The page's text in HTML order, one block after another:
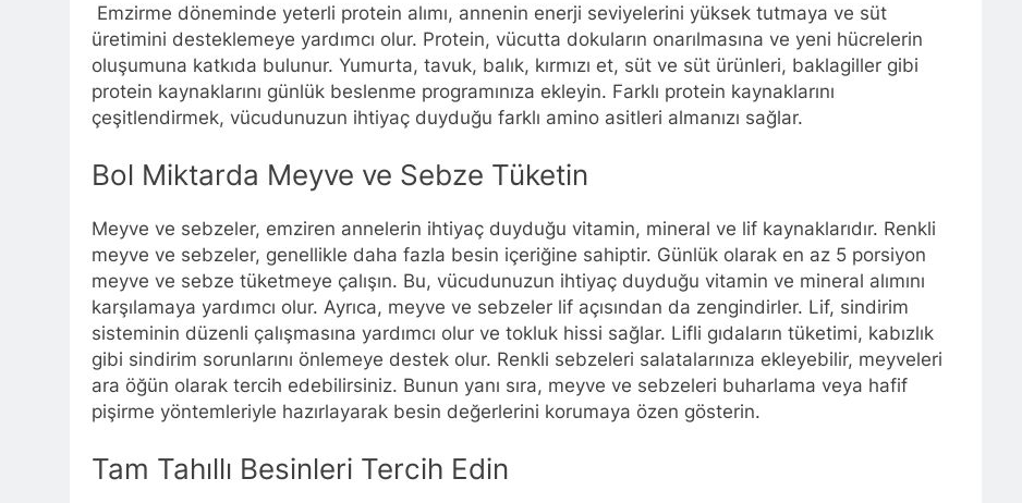
Emzirme döneminde yeterli protein alımı, annenin enerji seviyelerini yüksek tutmaya ve süt
üretimini desteklemeye yardımcı olur. Protein, vücutta dokuların onarılmasına ve yeni hücrelerin
oluşumuna katkıda bulunur. Yumurta, tavuk, balık, kırmızı et, süt ve süt ürünleri, baklagiller gibi
protein kaynaklarını günlük beslenme programınıza ekleyin. Farklı protein kaynaklarını
çeşitlendirmek, vücudunuzun ihtiyaç duyduğu farklı amino asitleri almanızı sağlar.
Bol Miktarda Meyve ve Sebze Tüketin
Meyve ve sebzeler, emziren annelerin ihtiyaç duyduğu vitamin, mineral ve lif kaynaklarıdır. Renkli
meyve ve sebzeler, genellikle daha fazla besin içeriğine sahiptir. Günlük olarak en az 5 porsiyon
meyve ve sebze tüketmeye çalışın. Bu, vücudunuzun ihtiyaç duyduğu vitamin ve mineral alımını
karşılamaya yardımcı olur. Ayrıca, meyve ve sebzeler lif açısından da zengindirler. Lif, sindirim
sisteminin düzenli çalışmasına yardımcı olur ve tokluk hissi sağlar. Lifli gıdaların tüketimi, kabızlık
gibi sindirim sorunlarını önlemeye destek olur. Renkli sebzeleri salatalarınıza ekleyebilir, meyveleri
ara öğün olarak tercih edebilirsiniz. Bunun yanı sıra, meyve ve sebzeleri buharlama veya hafif
pişirme yöntemleriyle hazırlayarak besin değerlerini korumaya özen gösterin.
Tam Tahıllı Besinleri Tercih Edin